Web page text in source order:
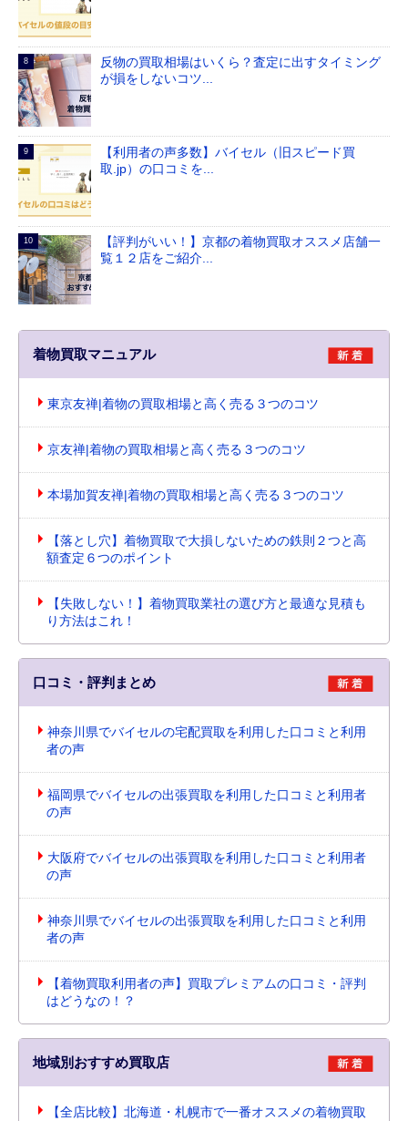
反物の買取相場はいくら？査定に出すタイミング
が損をしないコツ...
【利用者の声多数】バイセル（旧スピード買
取.jp）の口コミを...
【評判がいい！】京都の着物買取オススメ店舗一
覧１２店をご紹介...
着物買取マニュアル
東京友禅|着物の買取相場と高く売る３つのコツ
京友禅|着物の買取相場と高く売る３つのコツ
本場加賀友禅|着物の買取相場と高く売る３つのコツ
【落とし穴】着物買取で大損しないための鉄則２つと高
額査定６つのポイント
【失敗しない！】着物買取業社の選び方と最適な見積も
り方法はこれ！
口コミ・評判まとめ
神奈川県でバイセルの宅配買取を利用した口コミと利用
者の声
福岡県でバイセルの出張買取を利用した口コミと利用者
の声
大阪府でバイセルの出張買取を利用した口コミと利用者
の声
神奈川県でバイセルの出張買取を利用した口コミと利用
者の声
【着物買取利用者の声】買取プレミアムの口コミ・評判
はどうなの！？
地域別おすすめ買取店
【全店比較】北海道・札幌市で一番オススメの着物買取